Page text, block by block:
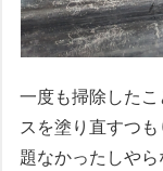
一度も掃除した
スを塗り直すつ
題なかったしやら